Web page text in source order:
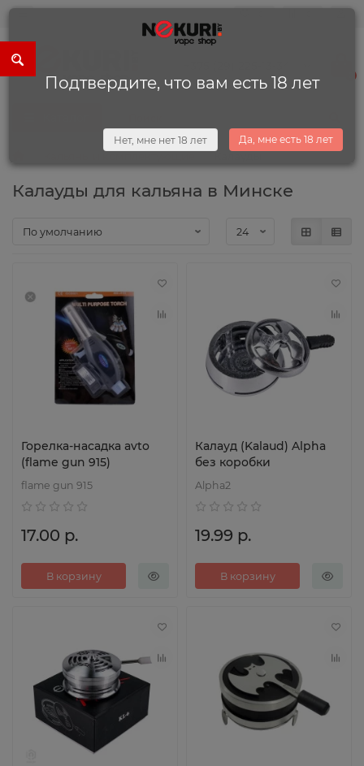
Калауды для кальяна в Минске
Горелка-насадка avto
(flame gun 915)
flame gun 915
17.00 р.
В корзину
Калауд (Kalaud) Alpha
без коробки
Alpha2
19.99 р.
В корзину
Подтвердите, что вам есть 18 лет
Нет, мне нет 18 лет Да, мне есть 18 лет